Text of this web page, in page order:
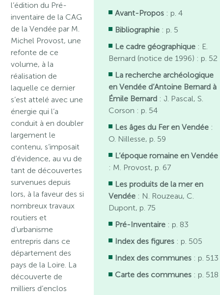
l’édition du Pré-
inventaire de la CAG
de la Vendée par M.
Michel Provost, une
refonte de ce
volume, à la
réalisation de
laquelle ce dernier
s’est attelé avec une
énergie qui l’a
conduit à en doubler
largement le
contenu, s’imposait
d’évidence, au vu de
tant de découvertes
survenues depuis
lors, à la faveur des si
nombreux travaux
routiers et
d’urbanisme
entrepris dans ce
département des
pays de la Loire. La
découverte de
milliers d’enclos
Avant-Propos : p. 4
Bibliographie : p. 5
Le cadre géographique : E.
Bernard (notice de 1996) : p. 52
La recherche archéologique
en Vendée d’Antoine Bernard à
Émile Bernard : J. Pascal, S.
Corson : p. 54
Les âges du Fer en Vendée :
O. Nillesse, p. 59
L’époque romaine en Vendée
: M. Provost, p. 67
Les produits de la mer en
Vendée : N. Rouzeau, C.
Dupont, p. 75
Pré-Inventaire : p. 83
Index des figures : p. 505
Index des communes : p. 513
Carte des communes : p. 518